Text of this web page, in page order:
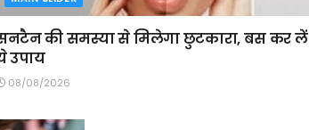
की समस्या से मिलेगा छुटकारा, बस कर लें
उपाय
08/08/2026